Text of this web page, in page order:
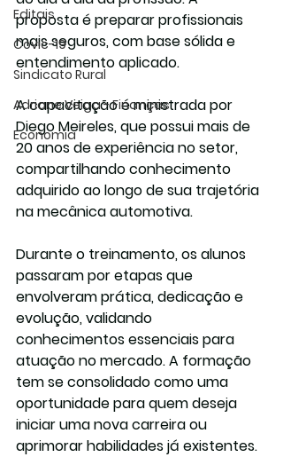
Editais
Covic-19
Sindicato Rural
Adriane Veiga - Finanças
Economia
proposta é preparar profissionais
mais seguros, com base sólida e
entendimento aplicado.
A capacitação é ministrada por
Diego Meireles, que possui mais de
20 anos de experiência no setor,
compartilhando conhecimento
adquirido ao longo de sua trajetória
na mecânica automotiva.
Durante o treinamento, os alunos
passaram por etapas que
envolveram prática, dedicação e
evolução, validando
conhecimentos essenciais para
atuação no mercado. A formação
tem se consolidado como uma
oportunidade para quem deseja
iniciar uma nova carreira ou
aprimorar habilidades já existentes.